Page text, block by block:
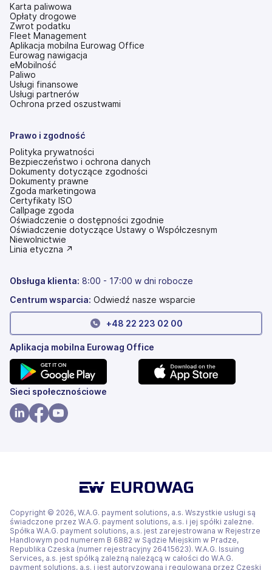
Karta paliwowa
Opłaty drogowe
Zwrot podatku
Fleet Management
Aplikacja mobilna Eurowag Office
Eurowag nawigacja
eMobilność
Paliwo
Usługi finansowe
Usługi partnerów
Ochrona przed oszustwami
Prawo i zgodność
Polityka prywatności
Bezpieczeństwo i ochrona danych
Dokumenty dotyczące zgodności
Dokumenty prawne
Zgoda marketingowa
Certyfikaty ISO
Callpage zgoda
Oświadczenie o dostępności zgodnie
(otwiera
się
w
Oświadczenie dotyczące Ustawy o Współczesnym
Niewolnictwie
(otwiera
nowej
karcie)
Linia etyczna ↗
Obsługa klienta: 8:00 - 17:00 w dni robocze
Centrum wsparcia: Odwiedź nasze wsparcie
+48 22 223 02 00
Aplikacja mobilna Eurowag Office
(otwiera
się
w
Sieci społecznościowe
Copyright © 2026, W.A.G. payment solutions, a.s. Wszystkie usługi są
świadczone przez W.A.G. payment solutions, a.s. i jej spółki zależne.
Spółka W.A.G. payment solutions, a.s. jest zarejestrowana w Rejestrze
Handlowym pod numerem B 6882 w Sądzie Miejskim w Pradze,
Republika Czeska (numer rejestracyjny 26415623). W.A.G. Issuing
Services, a.s. jest spółką zależną należącą w całości do W.A.G.
payment solutions, a.s. i jest autoryzowana i regulowana przez Czeski